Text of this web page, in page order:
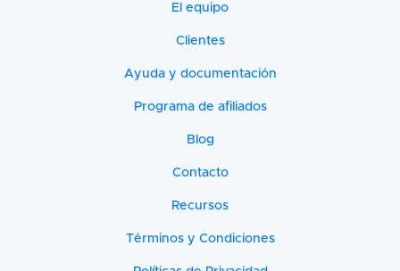
El equipo
Clientes
Ayuda y documentación
Programa de afiliados
Blog
Contacto
Recursos
Términos y Condiciones